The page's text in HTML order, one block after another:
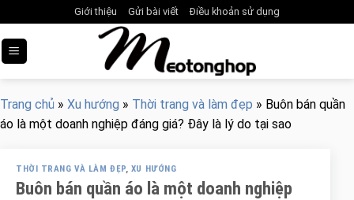
to
content
Giới thiệu Gửi bài viết Điều khoản sử dụng
Trang chủ » Xu hướng » Thời trang và làm đẹp » Buôn bán quần
áo là một doanh nghiệp đáng giá? Đây là lý do tại sao
THỜI TRANG VÀ LÀM ĐẸP, XU HƯỚNG
Buôn bán quần áo là một doanh nghiệp